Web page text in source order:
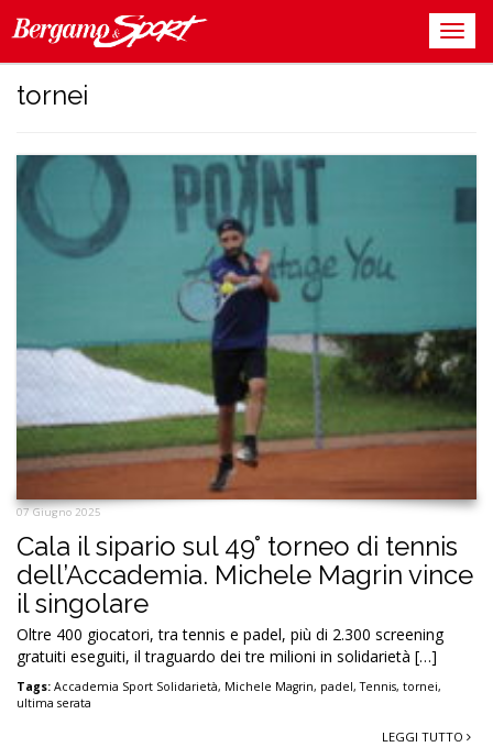
tornei
07 Giugno 2025
Cala il sipario sul 49° torneo di tennis
dell’Accademia. Michele Magrin vince
il singolare
Oltre 400 giocatori, tra tennis e padel, più di 2.300 screening
gratuiti eseguiti, il traguardo dei tre milioni in solidarietà […]
Tags: Accademia Sport Solidarietà, Michele Magrin, padel,Tennis, tornei,
ultima serata
LEGGI TUTTO